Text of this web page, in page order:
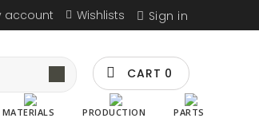
Sign in
account Wishlists
CART 0
MATERIALS PRODUCTION PARTS